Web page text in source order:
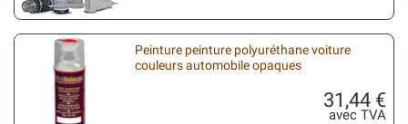
Peinture peinture polyuréthane voiture
couleurs automobile opaques
31,44 €
avec TVA